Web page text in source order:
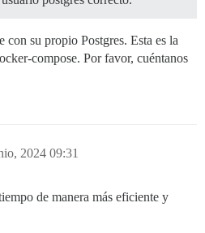
su propio Postgres. Esta es la
compose. Por favor, cuéntanos
2024 09:31
de manera más eficiente y